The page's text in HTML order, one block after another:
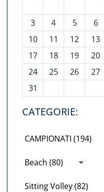
3
4 5 6
10
11 12 13
17
18 19 20
24
25 26 27
31
CATEGORIE:
CAMPIONATI (194)
Beach (80)
Sitting Volley (82)